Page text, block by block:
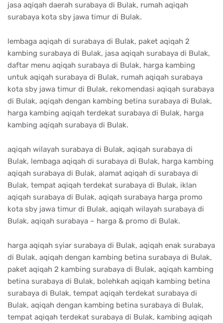
jasa aqiqah daerah surabaya di Bulak, rumah aqiqah
surabaya kota sby jawa timur di Bulak.
lembaga aqiqah di surabaya di Bulak, paket aqiqah 2
kambing surabaya di Bulak, jasa aqiqah surabaya di Bulak,
daftar menu aqiqah surabaya di Bulak, harga kambing
untuk aqiqah surabaya di Bulak, rumah aqiqah surabaya
kota sby jawa timur di Bulak, rekomendasi aqiqah surabaya
di Bulak, aqiqah dengan kambing betina surabaya di Bulak,
harga kambing aqiqah terdekat surabaya di Bulak, harga
kambing aqiqah surabaya di Bulak.
aqiqah wilayah surabaya di Bulak, aqiqah surabaya di
Bulak, lembaga aqiqah di surabaya di Bulak, harga kambing
aqiqah surabaya di Bulak, alamat aqiqah di surabaya di
Bulak, tempat aqiqah terdekat surabaya di Bulak, iklan
aqiqah surabaya di Bulak, aqiqah surabaya harga promo
kota sby jawa timur di Bulak, aqiqah wilayah surabaya di
Bulak, aqiqah surabaya – harga & promo di Bulak.
harga aqiqah syiar surabaya di Bulak, aqiqah enak surabaya
di Bulak, aqiqah dengan kambing betina surabaya di Bulak,
paket aqiqah 2 kambing surabaya di Bulak, aqiqah kambing
betina surabaya di Bulak, bolehkah aqiqah kambing betina
surabaya di Bulak, tempat aqiqah terdekat surabaya di
Bulak, aqiqah dengan kambing betina surabaya di Bulak,
tempat aqiqah terdekat surabaya di Bulak, kambing aqiqah